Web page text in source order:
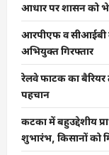
आधार पर शासन को
आरपीएफ व सीआईबी
अभियुक्त गिरफ्तार
रेलवे फाटक का
पहचान
कटका में बहुउद्देशीय
शुभारंभ, किसानों को